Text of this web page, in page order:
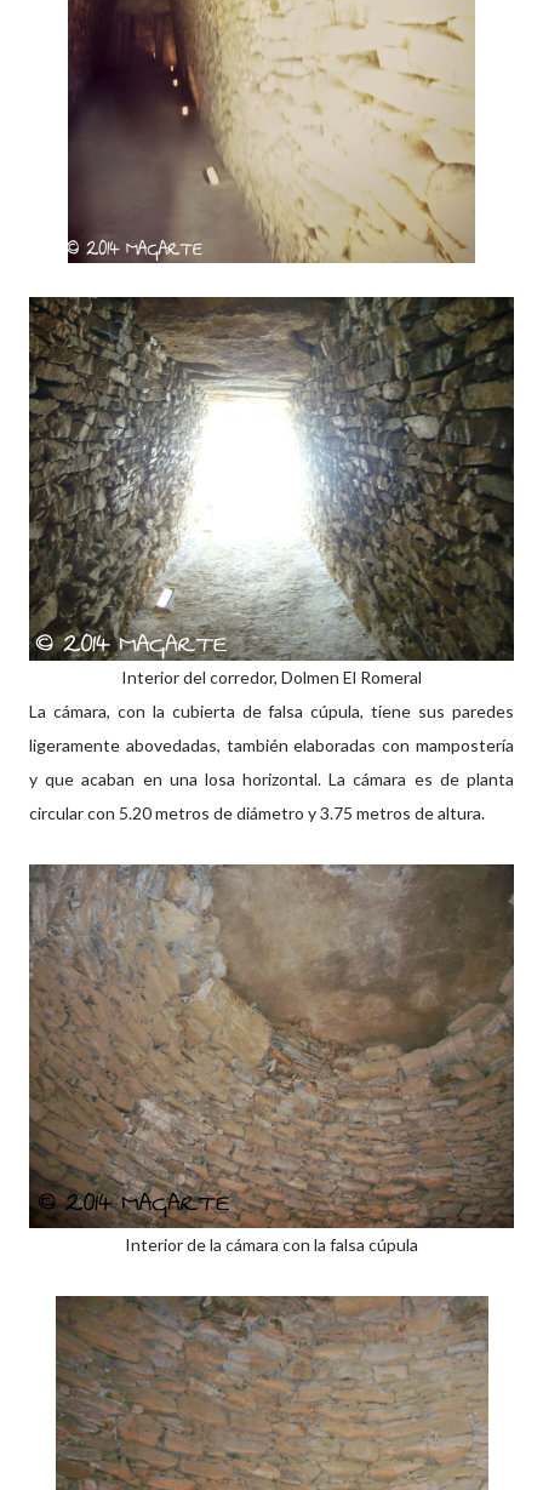
Interior del corredor, Dolmen El Romeral
La cámara, con la cubierta de falsa cúpula, tiene sus paredes
ligeramente abovedadas, también elaboradas con mampostería
y que acaban en una losa horizontal. La cámara es de planta
circular con 5.20 metros de diámetro y 3.75 metros de altura.
Interior de la cámara con la falsa cúpula